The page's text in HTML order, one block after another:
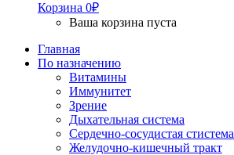
Корзина 0₽
Ваша корзина пуста
Главная
По назначению
Витамины
Иммунитет
Зрение
Дыхательная система
Сердечно-сосудистая стистема
Желудочно-кишечный тракт